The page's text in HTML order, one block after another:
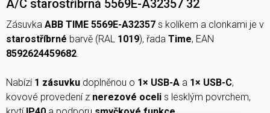
A/C starostříbrná 5569E-A32357 32
Zásuvka ABB TIME 5569E-A32357 s kolíkem a clonkami je v
starostříbrné barvě (RAL 1019), řada Time, EAN
8592624459682.
Nabízí 1 zásuvku doplněnou o 1× USB-A a 1× USB-C,
kovové provedení z nerezové oceli s lesklým povrchem,